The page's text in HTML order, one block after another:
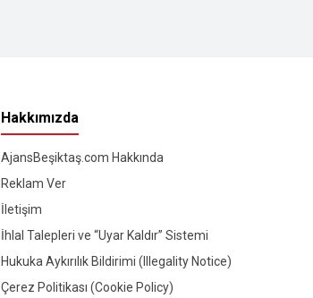
Hakkımızda
AjansBeşiktaş.com Hakkında
Reklam Ver
İletişim
İhlal Talepleri ve “Uyar Kaldır” Sistemi
Hukuka Aykırılık Bildirimi (Illegality Notice)
Çerez Politikası (Cookie Policy)